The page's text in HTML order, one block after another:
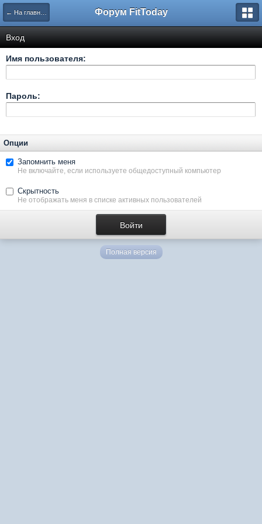
← На главную Форум FitToday
Вход
Имя пользователя:
Пароль:
Опции
Запомнить меня
Не включайте, если используете общедоступный компьютер
Скрытность
Не отображать меня в списке активных пользователей
Полная версия